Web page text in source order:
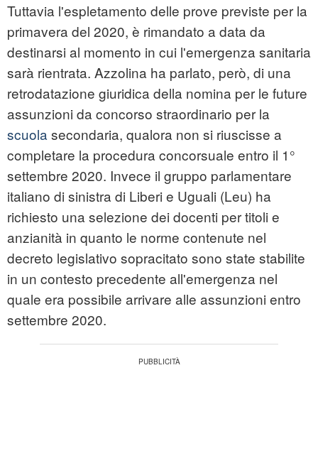
Tuttavia l'espletamento delle prove previste per la
primavera del 2020, è rimandato a data da
destinarsi al momento in cui l'emergenza sanitaria
sarà rientrata. Azzolina ha parlato, però, di una
retrodatazione giuridica della nomina per le future
assunzioni da concorso straordinario per la
scuola secondaria, qualora non si riuscisse a
completare la procedura concorsuale entro il 1°
settembre 2020. Invece il gruppo parlamentare
italiano di sinistra di Liberi e Uguali (Leu) ha
richiesto una selezione dei docenti per titoli e
anzianità in quanto le norme contenute nel
decreto legislativo sopracitato sono state stabilite
in un contesto precedente all'emergenza nel
quale era possibile arrivare alle assunzioni entro
settembre 2020.